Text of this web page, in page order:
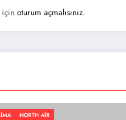
için oturum açmalısınız.